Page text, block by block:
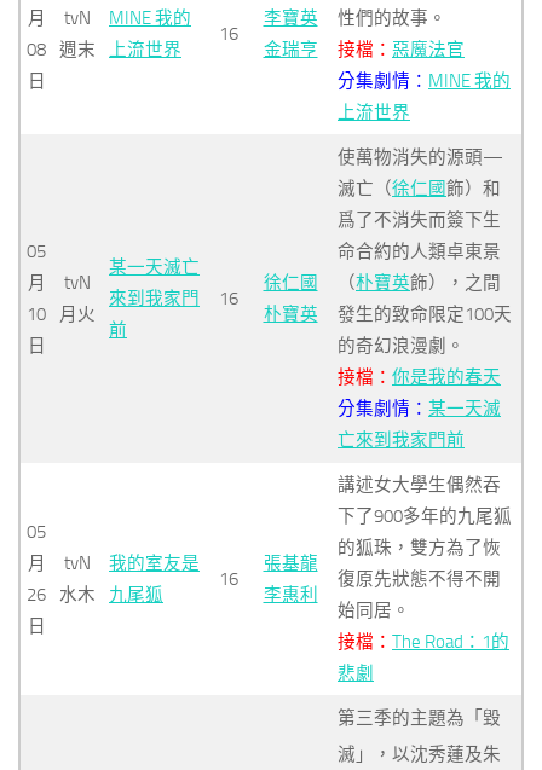
月
08
日
tvN
週末
MINE 我的
上流世界
16
李寶英
金瑞亨
性們的故事。
接檔： 惡魔法官
分集劇情： MINE 我的
上流世界
05
月
10
日
tvN
月火
某一天滅亡
來到我家門
前
16
徐仁國
朴寶英
使萬物消失的源頭—
滅亡（徐仁國飾）和
爲了不消失而簽下生
命合約的人類卓東景
（朴寶英飾），之間
發生的致命限定100天
的奇幻浪漫劇。
接檔： 你是我的春天
分集劇情： 某一天滅
亡來到我家門前
05
月
26
日
tvN
水木
我的室友是
九尾狐
16
張基龍
李惠利
講述女大學生偶然吞
下了900多年的九尾狐
的狐珠，雙方為了恢
復原先狀態不得不開
始同居。
接檔： The Road：1的
悲劇
第三季的主題為「毀
滅」， 以沈秀蓮及朱